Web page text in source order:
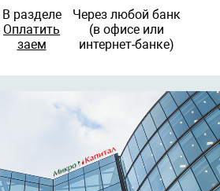
В разделе
Оплатить
заем
Через любой банк
(в офисе или
интернет-банке)